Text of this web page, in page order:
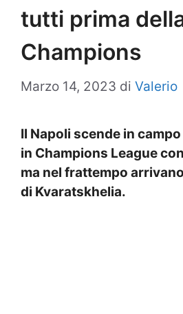
tutti prima
Champions
Marzo 14, 2023 di Valerio
Il Napoli scende in
in Champions League
ma nel frattempo
di Kvaratskhelia.